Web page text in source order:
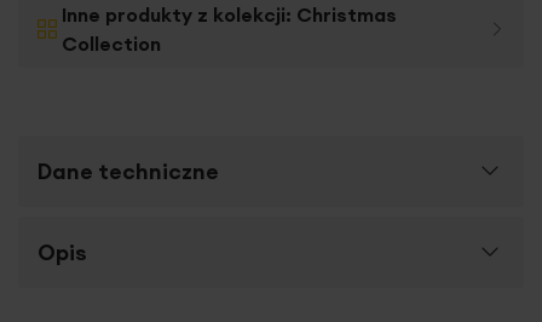
Inne produkty z kolekcji: Christmas
Collection
Dane techniczne
Więcej
informacji
SKU
Opis